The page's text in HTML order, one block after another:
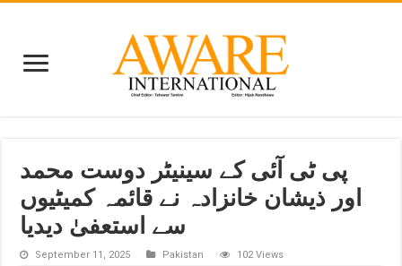
پی ٹی آئی کے سینیٹر دوست محمد
اور ذیشان خانزادہ نے قائمہ کمیٹیوں
سے استعفیٰ دیدیا
September 11, 2025 Pakistan 102 Views